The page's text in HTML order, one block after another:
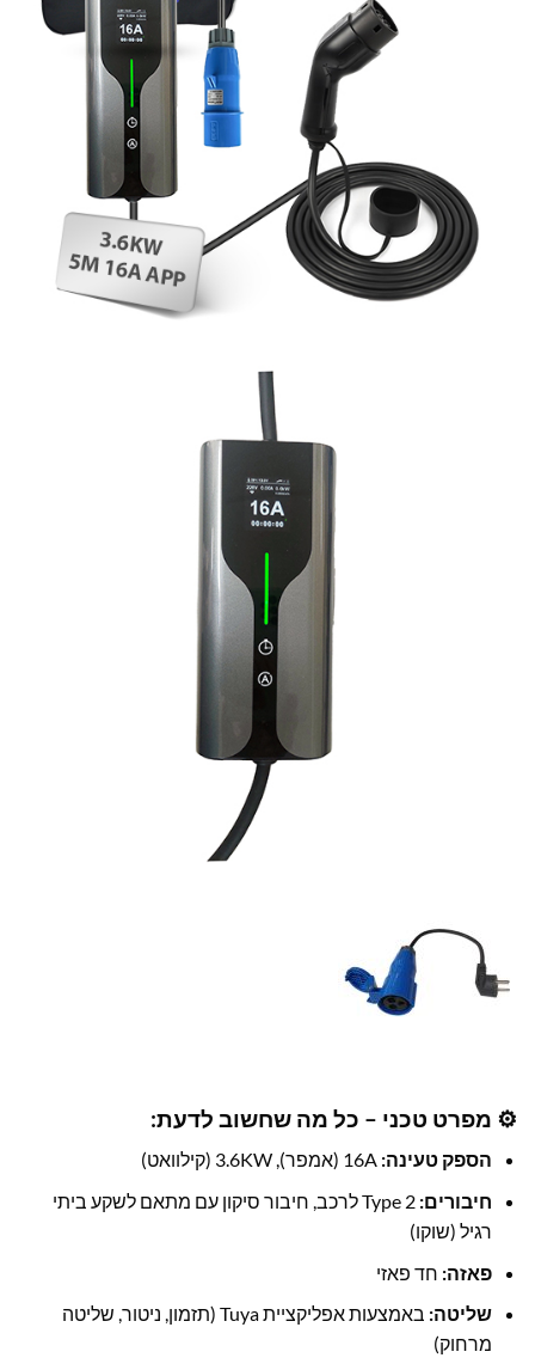
⚙️ מפרט טכני – כל מה שחשוב לדעת:
הספק טעינה:
חיבורים:
Type 2 לרכב, חיבור סיקון עם מתאם לשקע ביתי
רגיל (שוקו)
פאזה: חד פאזי
שליטה:
באמצעות אפליקציית Tuya (תזמון, ניטור, שליטה
מרחוק)